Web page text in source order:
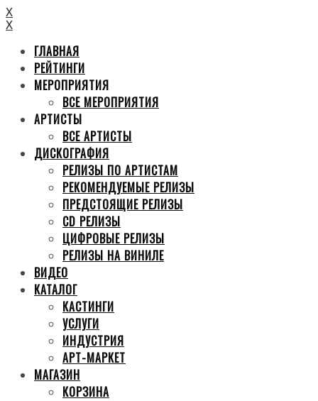
X
X
ГЛАВНАЯ
РЕЙТИНГИ
МЕРОПРИЯТИЯ
ВСЕ МЕРОПРИЯТИЯ
АРТИСТЫ
ВСЕ АРТИСТЫ
ДИСКОГРАФИЯ
РЕЛИЗЫ ПО АРТИСТАМ
РЕКОМЕНДУЕМЫЕ РЕЛИЗЫ
ПРЕДСТОЯЩИЕ РЕЛИЗЫ
CD РЕЛИЗЫ
ЦИФРОВЫЕ РЕЛИЗЫ
РЕЛИЗЫ НА ВИНИЛЕ
ВИДЕО
КАТАЛОГ
КАСТИНГИ
УСЛУГИ
ИНДУСТРИЯ
АРТ-МАРКЕТ
МАГАЗИН
КОРЗИНА